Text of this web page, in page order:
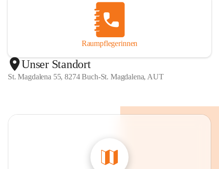
Raumpflegerinnen
Unser Standort
St. Magdalena 55, 8274 Buch-St. Magdalena, AUT